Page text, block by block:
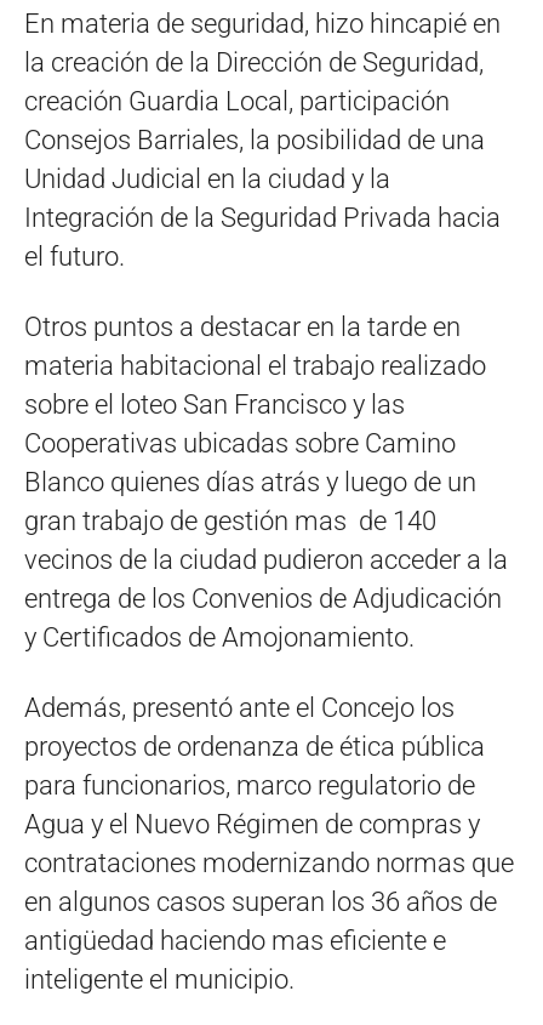
En materia de seguridad, hizo hincapié en
la creación de la Dirección de Seguridad,
creación Guardia Local, participación
Consejos Barriales, la posibilidad de una
Unidad Judicial en la ciudad y la
Integración de la Seguridad Privada hacia
el futuro.
Otros puntos a destacar en la tarde en
materia habitacional el trabajo realizado
sobre el loteo San Francisco y las
Cooperativas ubicadas sobre Camino
Blanco quienes días atrás y luego de un
gran trabajo de gestión mas de 140
vecinos de la ciudad pudieron acceder a la
entrega de los Convenios de Adjudicación
y Certificados de Amojonamiento.
Además, presentó ante el Concejo los
proyectos de ordenanza de ética pública
para funcionarios, marco regulatorio de
Agua y el Nuevo Régimen de compras y
contrataciones modernizando normas que
en algunos casos superan los 36 años de
antigüedad haciendo mas eficiente e
inteligente el municipio.